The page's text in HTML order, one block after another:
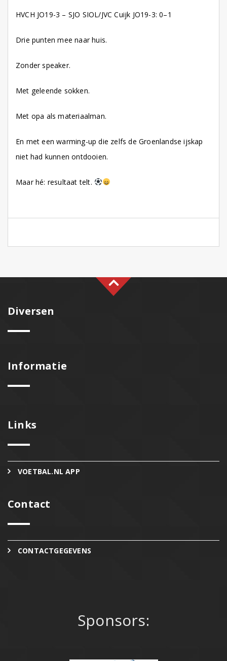
HVCH JO19-3 – SJO SIOL/JVC Cuijk JO19-3: 0–1
Drie punten mee naar huis.
Zonder speaker.
Met geleende sokken.
Met opa als materiaalman.
En met een warming-up die zelfs de Groenlandse ijskap
niet had kunnen ontdooien.
Maar hé: resultaat telt.
Diversen
Informatie
Links
VOETBAL.NL APP
Contact
CONTACTGEGEVENS
Sponsors: